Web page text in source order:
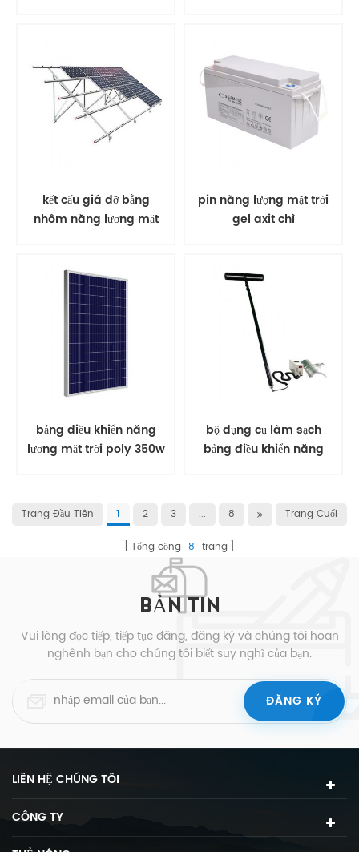
kết cấu giá đỡ bằng
nhôm năng lượng mặt
pin năng lượng mặt trời
gel axit chì
bảng điều khiển năng
lượng mặt trời poly 350w
bộ dụng cụ làm sạch
bảng điều khiển năng
Trang Đầu Tiên 1 2 3 ... 8 Trang Cuối
Tổng cộng 8 trang
BẢN TIN
Vui lòng đọc tiếp, tiếp tục đăng, đăng ký và chúng tôi hoan
nghênh bạn cho chúng tôi biết suy nghĩ của bạn.
LIÊN HỆ CHÚNG TÔI
CÔNG TY